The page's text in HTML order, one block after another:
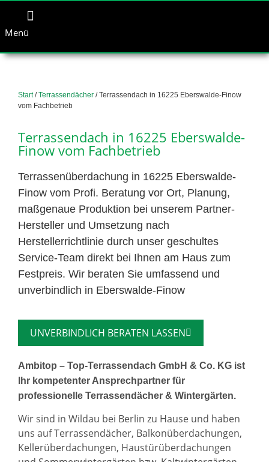
Menü
Start/Terrassendächer / Terrassendach in 16225 Eberswalde-Finow
vom Fachbetrieb
Terrassendach in 16225 Eberswalde-
Finow vom Fachbetrieb
Terrassenüberdachung in 16225 Eberswalde-
Finow vom Profi. Beratung vor Ort, Planung,
maßgenaue Produktion bei unserem Partner-
Hersteller und Umsetzung nach
Herstellerrichtlinie durch unser geschultes
Service-Team direkt bei Ihnen am Haus zum
Festpreis. Wir beraten Sie umfassend und
unverbindlich in Eberswalde-Finow
UNVERBINDLICH BERATEN LASSEN
Ambitop – Top-Terrassendach GmbH & Co. KG ist
Ihr kompetenter Ansprechpartner für
professionelle Terrassendächer & Wintergärten.
Wir sind in Wildau bei Berlin zu Hause und haben
uns auf Terrassendächer, Balkonüberdachungen,
Kellerüberdachungen, Haustürüberdachungen